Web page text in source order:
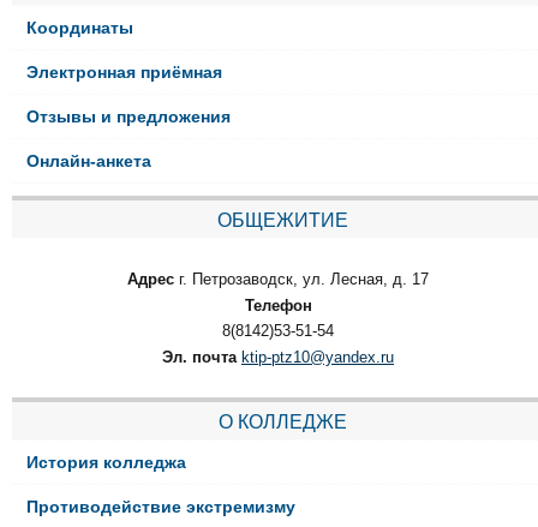
Координаты
Электронная приёмная
Отзывы и предложения
Онлайн-анкета
ОБЩЕЖИТИЕ
Адрес г. Петрозаводск, ул. Лесная, д. 17
Телефон
8(8142)53-51-54
Эл. почта ktip-ptz10@yandex.ru
О КОЛЛЕДЖЕ
История колледжа
Противодействие экстремизму